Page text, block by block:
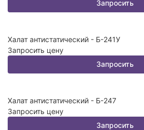
Запросить
Халат антистатический - Б-241У
Запросить цену
Запросить
Халат антистатический - Б-247
Запросить цену
Запросить